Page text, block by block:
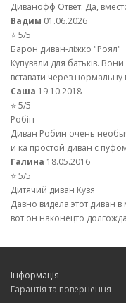
Диванофф Ответ: Да,
Вадим 01.06.2026
⭐ 5/5
Барон диван-ліжко "Роял"
Купували для батьків.
вставати через нормальну
Саша 19.10.2018
⭐ 5/5
Робін
Диван Робин очень
и ка простой диван с
Галина 18.05.2016
⭐ 5/5
Дитячий диван Кузя
Давно видела этот диван
вот он наконецто
Інформація
Гарантія та повернення